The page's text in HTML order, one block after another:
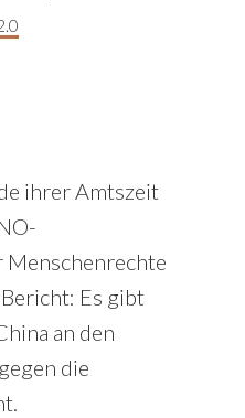
ihrer Amtszeit
Menschenrechte
Es gibt
an den
die